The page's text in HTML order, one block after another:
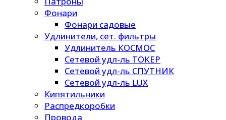
Фонари
Фонари садовые
Удлинители, сет. фильтры
Удлинитель КОСМОС
Сетевой удл-ль ТОКЕР
Сетевой удл-ль СПУТНИК
Сетевой удл-ль LUX
Кипятильники
Распредкоробки
Провода